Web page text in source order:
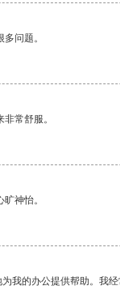
问题。
常舒服。
神怡。
我的办公提供帮助。我